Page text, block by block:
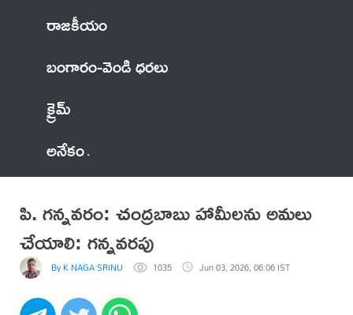
రాజకీయం
బంగారం-వెండి ధరలు
క్రైమ్
అనేకం
పి. గన్నవరం: చంద్రబాబు హామీలను అమలు
చేయాలి: గన్నవరపు
By K NAGA SRINU 1035 Jun 03, 2026, 06:06 IST